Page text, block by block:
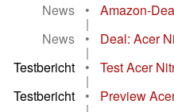
News
• Amazon-
|
News
• Deal: Acer
|
Testbericht
• Test Acer
|
Testbericht
• Preview